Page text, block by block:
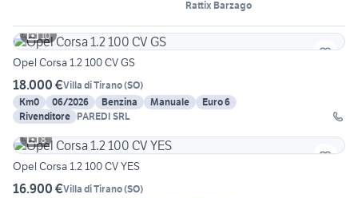
Rattix Barzago
10
Opel Corsa 1.2 100 CV GS
18.000 €Villa di Tirano(SO)
Km0
06/2026 Benzina Manuale
Euro 6
Rivenditore PAREDI SRL
8
Opel Corsa 1.2 100 CV YES
16.900 €Villa di Tirano(SO)